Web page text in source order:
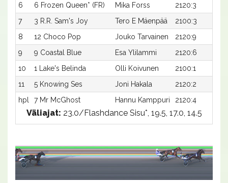
6
6 Frozen Queen* (FR) Mika Forss 2120:3
7
3 R.R. Sam's Joy Tero E Mäenpää 2100:3
8
12 Choco Pop Jouko Tarvainen 2120:9
9
9 Coastal Blue Esa Ylilammi 2120:6
10
1 Lake's Belinda Olli Koivunen 2100:1
11
5 Knowing Ses Joni Hakala 2120:2
hpl
7 Mr McGhost Hannu Kamppuri 2120:4
Väliajat: 23.0/Flashdance Sisu*, 19.5, 17.0, 14.5